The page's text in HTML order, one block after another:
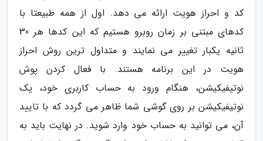
کد و احراز هویت ارائه می دهد. اول از همه طبیعتا با
کدهای مبتنی بر زمان روبرو هستیم که این کدها هر 30
ثانیه یکبار تغییر می نمایند و متداول ترین روش احراز
هویت در این برنامه هستند. با فعال کردن پوش
نوتیفیکیشن، هنگام ورود به حساب کاربری خود، یک
نوتیفیکیشن بر روی گوشی شما ظاهر می گردد که با تایید
آن، می توانید به حساب خود وارد شوید. در نهایت باید به